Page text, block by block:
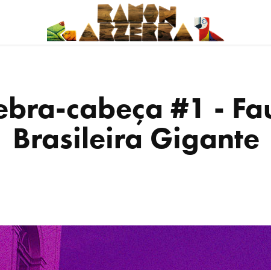
cabeça #1 -
Brasileira Gigante